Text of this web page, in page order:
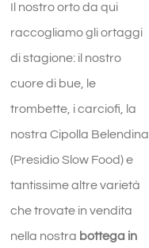
Il nostro orto da qui
raccogliamo gli ortaggi
di stagione: il nostro
cuore di bue, le
trombette, i carciofi, la
nostra Cipolla Belendina
(Presidio Slow Food) e
tantissime altre varietà
che trovate in vendita
nella nostra bottega in